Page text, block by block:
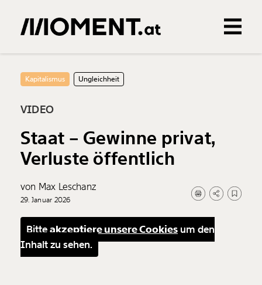
0Treffer
Kapitalismus Ungleichheit
VIDEO
Staat – Gewinne privat,
Verluste öffentlich
von Max Leschanz
29. Januar 2026
Bitteakzeptiere unsere Cookies um den
Inhalt zu sehen.